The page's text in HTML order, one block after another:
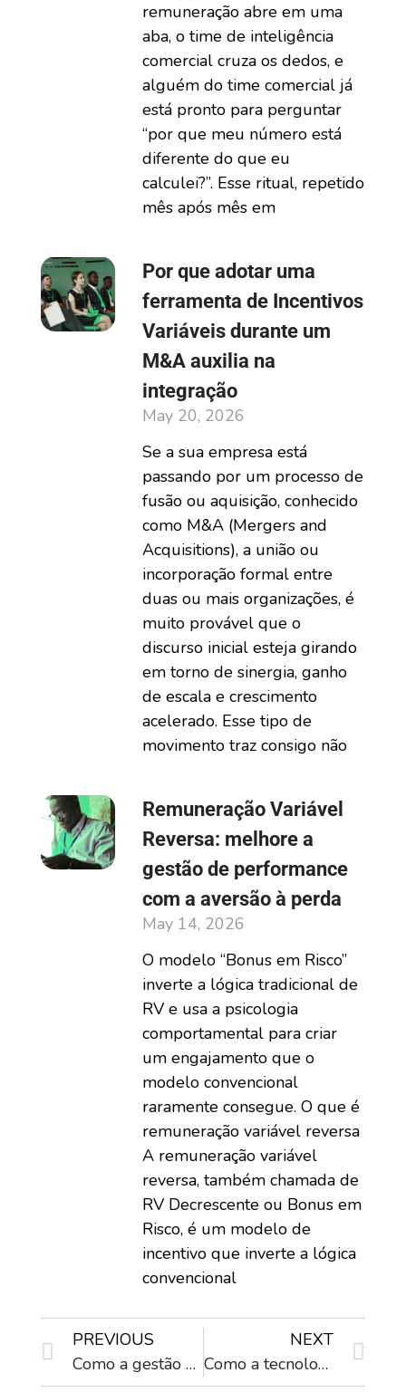
remuneração abre em uma
aba, o time de inteligência
comercial cruza os dedos, e
alguém do time comercial já
está pronto para perguntar
“por que meu número está
diferente do que eu
calculei?”. Esse ritual, repetido
mês após mês em
Por que adotar uma
ferramenta de Incentivos
Variáveis durante um
M&A auxilia na
integração
May 20, 2026
Se a sua empresa está
passando por um processo de
fusão ou aquisição, conhecido
como M&A (Mergers and
Acquisitions), a união ou
incorporação formal entre
duas ou mais organizações, é
muito provável que o
discurso inicial esteja girando
em torno de sinergia, ganho
de escala e crescimento
acelerado. Esse tipo de
movimento traz consigo não
Remuneração Variável
Reversa: melhore a
gestão de performance
com a aversão à perda
May 14, 2026
O modelo “Bonus em Risco”
inverte a lógica tradicional de
RV e usa a psicologia
comportamental para criar
um engajamento que o
modelo convencional
raramente consegue. O que é
remuneração variável reversa
A remuneração variável
reversa, também chamada de
RV Decrescente ou Bonus em
Risco, é um modelo de
incentivo que inverte a lógica
convencional
PREVIOUS
Como a gestão de performance afeta os incentivos de vendas?
NEXT
Como a tecnologia ajuda na gestão de performance em vendas.